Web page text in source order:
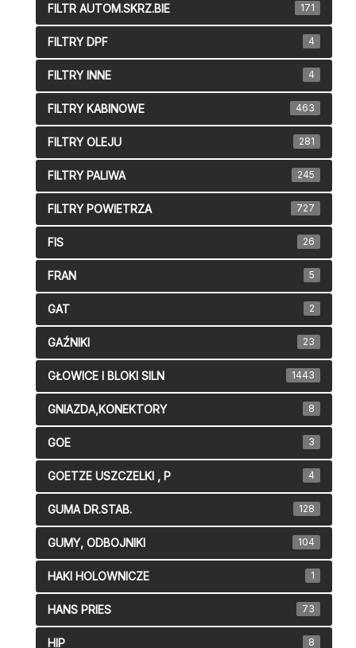
FILTR AUTOM.SKRZ.BIE 171
FILTRY DPF 4
FILTRY INNE 4
FILTRY KABINOWE 463
FILTRY OLEJU 281
FILTRY PALIWA 245
FILTRY POWIETRZA 727
FIS 26
FRAN 5
GAT 2
GAŹNIKI 23
GŁOWICE I BLOKI SILN 1443
GNIAZDA,KONEKTORY 8
GOE 3
GOETZE USZCZELKI , P 4
GUMA DR.STAB. 128
GUMY, ODBOJNIKI 104
HAKI HOLOWNICZE 1
HANS PRIES 73
HIP 8